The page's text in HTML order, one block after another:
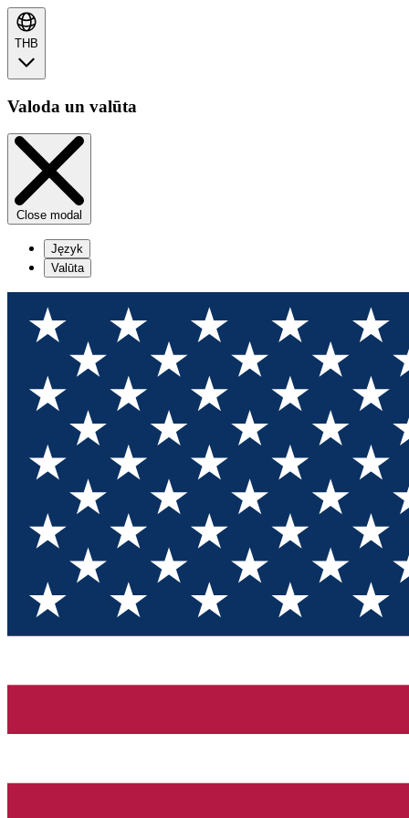
THB
Valoda un valūta
Close modal
Język
Valūta